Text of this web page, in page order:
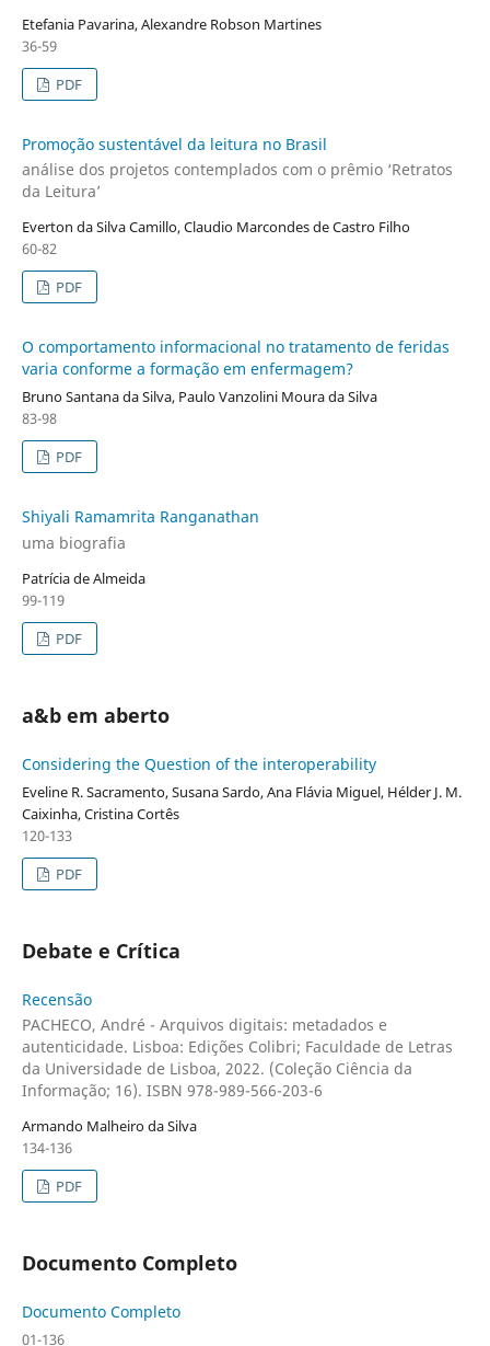
Etefania Pavarina, Alexandre Robson Martines
36-59
PDF
Promoção sustentável da leitura no Brasil
análise dos projetos contemplados com o prêmio ‘Retratos
da Leitura’
Everton da Silva Camillo, Claudio Marcondes de Castro Filho
60-82
PDF
O comportamento informacional no tratamento de feridas
varia conforme a formação em enfermagem?
Bruno Santana da Silva, Paulo Vanzolini Moura da Silva
83-98
PDF
Shiyali Ramamrita Ranganathan
uma biografia
Patrícia de Almeida
99-119
PDF
a&b em aberto
Considering the Question of the interoperability
Eveline R. Sacramento, Susana Sardo, Ana Flávia Miguel, Hélder J. M.
Caixinha, Cristina Cortês
120-133
PDF
Debate e Crítica
Recensão
PACHECO, André - Arquivos digitais: metadados e
autenticidade. Lisboa: Edições Colibri; Faculdade de Letras
da Universidade de Lisboa, 2022. (Coleção Ciência da
Informação; 16). ISBN 978-989-566-203-6
Armando Malheiro da Silva
134-136
PDF
Documento Completo
Documento Completo
01-136